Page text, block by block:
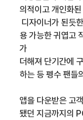
의적이고 개인화된
디자이너가 된듯
용 가능한 귀엽
가
더해져 단기간에
하는 등 펭수 팬들
앱을 다운받은 고
됐던 지금까지의